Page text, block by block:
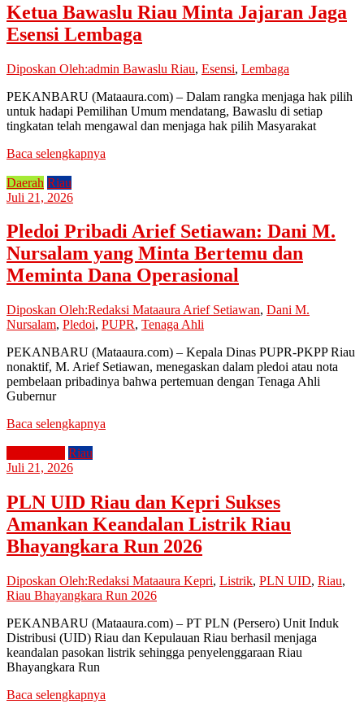
Ketua Bawaslu Riau Minta Jajaran Jaga
Esensi Lembaga
Diposkan Oleh:admin Bawaslu Riau, Esensi, Lembaga
PEKANBARU (Mataaura.com) – Dalam rangka menjaga hak pilih
untuk hadapi Pemilihan Umum mendatang, Bawaslu di setiap
tingkatan telah mengawal dan menjaga hak pilih Masyarakat
Baca selengkapnya
Daerah Riau
Juli 21, 2026
Pledoi Pribadi Arief Setiawan: Dani M.
Nursalam yang Minta Bertemu dan
Meminta Dana Operasional
Diposkan Oleh:Redaksi Mataaura Arief Setiawan, Dani M.
Nursalam, Pledoi, PUPR, Tenaga Ahli
PEKANBARU (Mataaura.com) – Kepala Dinas PUPR-PKPP Riau
nonaktif, M. Arief Setiawan, menegaskan dalam pledoi atau nota
pembelaan pribadinya bahwa pertemuan dengan Tenaga Ahli
Gubernur
Baca selengkapnya
Riau
Juli 21, 2026
PLN UID Riau dan Kepri Sukses
Amankan Keandalan Listrik Riau
Bhayangkara Run 2026
Diposkan Oleh:Redaksi Mataaura Kepri, Listrik, PLN UID, Riau,
Riau Bhayangkara Run 2026
PEKANBARU (Mataaura.com) – PT PLN (Persero) Unit Induk
Distribusi (UID) Riau dan Kepulauan Riau berhasil menjaga
keandalan pasokan listrik sehingga penyelenggaraan Riau
Bhayangkara Run
Baca selengkapnya